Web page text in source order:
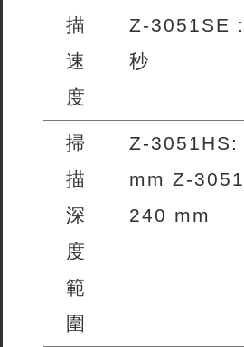
描
速
度
Z-3051SE
秒
掃
描
深
度
範
圍
Z-
mm Z-
240 mm